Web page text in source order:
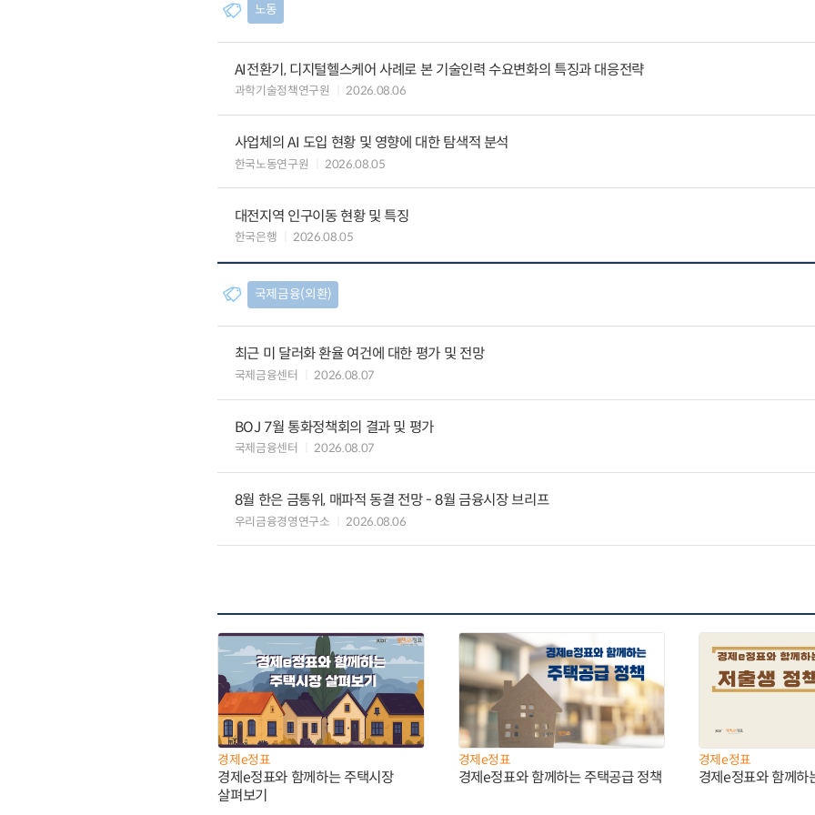
노동
AI전환기, 디지털헬스케어 사례로 본 기술인력 수요변화의 특징과 대응전략
과학기술정책연구원 2026.08.06
사업체의 AI 도입 현황 및 영향에 대한 탐색적 분석
한국노동연구원 2026.08.05
대전지역 인구이동 현황 및 특징
한국은행 2026.08.05
국제금융(외환)
최근 미 달러화 환율 여건에 대한 평가 및 전망
국제금융센터 2026.08.07
BOJ 7월 통화정책회의 결과 및 평가
국제금융센터 2026.08.07
8월 한은 금통위, 매파적 동결 전망 - 8월 금융시장 브리프
우리금융경영연구소 2026.08.06
경제e정표
경제e정표와 함께하는 주택시장
살펴보기
경제e정표
경제e정표와 함께하는 주택공급 정책
경제e정표
경제e정표와 함께하